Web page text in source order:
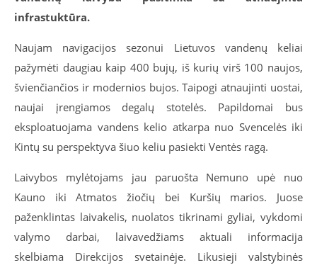
infrastuktūra.
Naujam navigacijos sezonui Lietuvos vandenų keliai
pažymėti daugiau kaip 400 bujų, iš kurių virš 100 naujos,
švienčiančios ir modernios bujos. Taipogi atnaujinti uostai,
naujai įrengiamos degalų stotelės. Papildomai bus
eksploatuojama vandens kelio atkarpa nuo Svencelės iki
Kintų su perspektyva šiuo keliu pasiekti Ventės ragą.
Laivybos mylėtojams jau paruošta Nemuno upė nuo
Kauno iki Atmatos žiočių bei Kuršių marios. Juose
paženklintas laivakelis, nuolatos tikrinami gyliai, vykdomi
valymo darbai, laivavedžiams aktuali informacija
skelbiama Direkcijos svetainėje. Likusieji valstybinės